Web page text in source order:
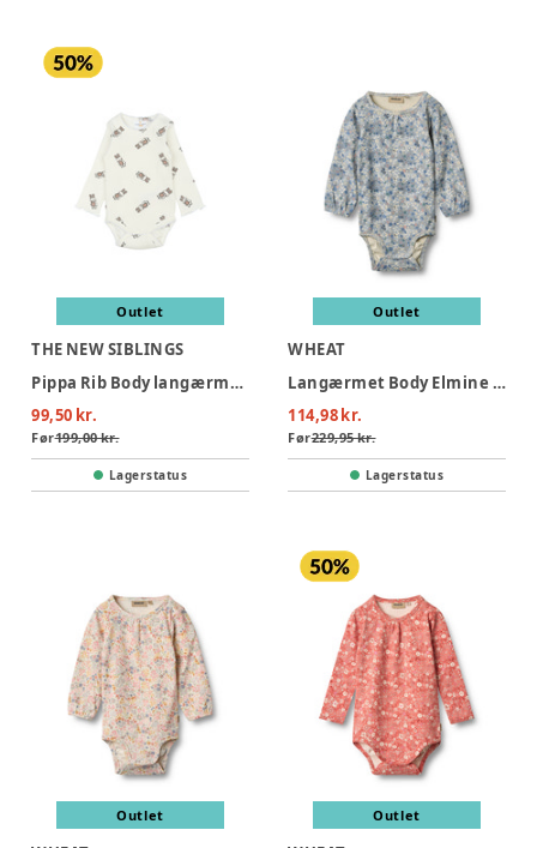
Outlet
THE NEW SIBLINGS
Pippa Rib Body langærmet - Cloud dans
99,50 kr.
Før199,00 kr.
Lagerstatus
Outlet
WHEAT
Langærmet Body Elmine - 9418
114,98 kr.
Før229,95 kr.
Lagerstatus
Outlet Outlet